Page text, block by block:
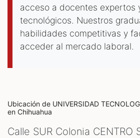
acceso a docentes expertos
tecnológicos. Nuestros
habilidades competitivas y
acceder al mercado laboral.
Ubicación de UNIVERSIDAD
en Chihuahua
Calle SUR Colonia CENTRO